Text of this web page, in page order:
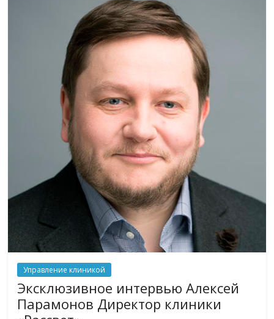
Управление клиникой
Эксклюзивное интервью Алексей
Парамонов Директор клиники